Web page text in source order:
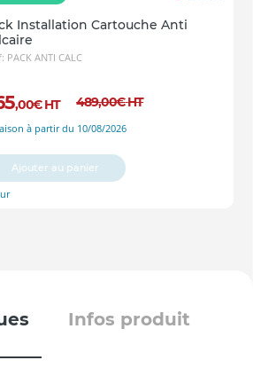
Installation Cartouche Anti
PACK ANTI CALC
,00€ HT 489,00€HT
à partir du 10/08/2026
Ajouter au panier
Infos produit